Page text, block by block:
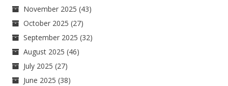
November 2025 (43)
October 2025 (27)
September 2025 (32)
August 2025 (46)
July 2025 (27)
June 2025 (38)